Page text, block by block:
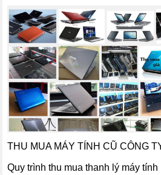
THU MUA MÁY TÍNH CŨ CÔNG
Quy trình thu mua thanh lý máy